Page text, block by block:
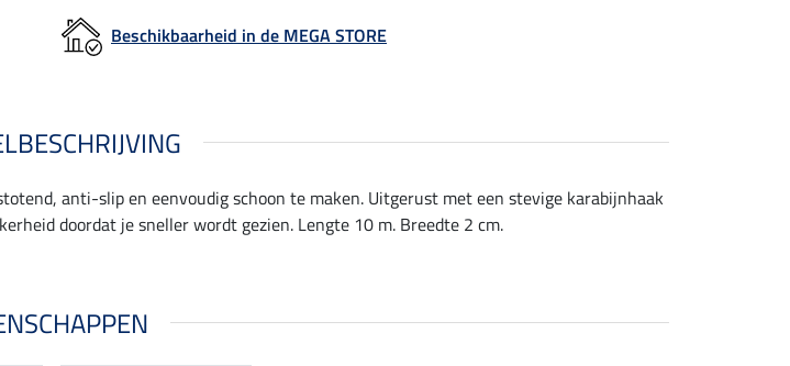
Beschikbaarheid in de MEGA STORE
anti-slip en eenvoudig schoon te maken. Uitgerust met een stevige karabijnhaak
doordat je sneller wordt gezien. Lengte 10 m. Breedte 2 cm.